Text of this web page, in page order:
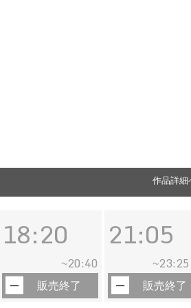
作品詳細
18:20
~20:40
販売終了
21:05
~23:25
販売終了